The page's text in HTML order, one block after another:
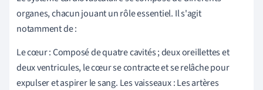
organes, chacun jouant un rôle essentiel. Il s'agit
notamment de :
Le cœur : Composé de quatre cavités ; deux oreillettes et
deux ventricules, le cœur se contracte et se relâche pour
expulser et aspirer le sang. Les vaisseaux : Les artères